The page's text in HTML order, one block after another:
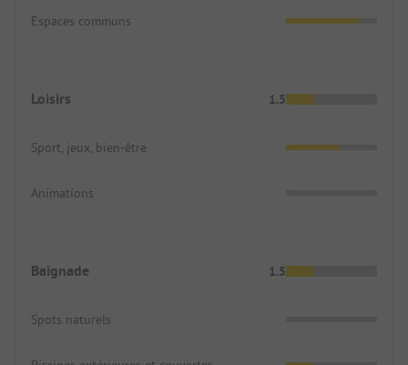
Espaces communs
Loisirs 1.5
Sport, jeux, bien-être
Animations
Baignade 1.5
Spots naturels